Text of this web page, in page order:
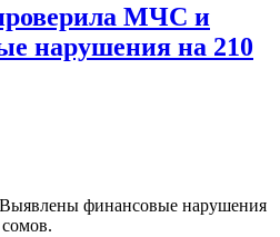
МЧС и
нарушения на 210
Выявлены финансовые нарушения